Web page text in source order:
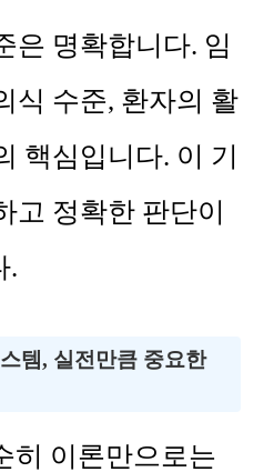
은 명확합니다. 임
식 수준, 환자의 활
핵심입니다. 이 기
고 정확한 판단이
.
템, 실전만큼 중요한
히 이론만으로는